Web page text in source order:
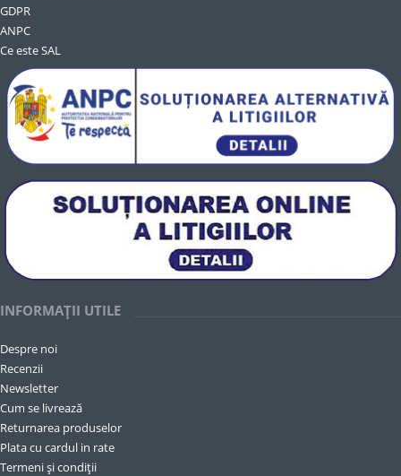
GDPR
ANPC
Ce este SAL
INFORMAȚII UTILE
Despre noi
Recenzii
Newsletter
Cum se livrează
Returnarea produselor
Plata cu cardul in rate
Termeni și condiții